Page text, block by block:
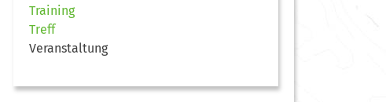
Training
Treff
Veranstaltung